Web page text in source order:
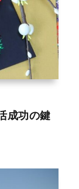
成功の鍵